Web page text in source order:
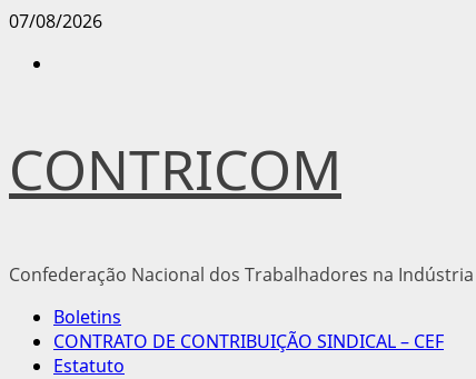
Avançar
07/08/2026
CONTRICOM
Confederação Nacional dos Trabalhadores na
Menu
principal
Boletins
CONTRATO DE CONTRIBUIÇÃO SINDICAL – CEF
Estatuto